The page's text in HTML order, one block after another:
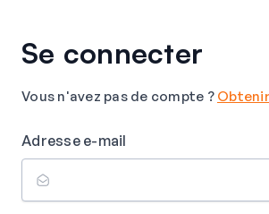
Se connecter
Vous n'avez pas de compte ?
Adresse e-mail